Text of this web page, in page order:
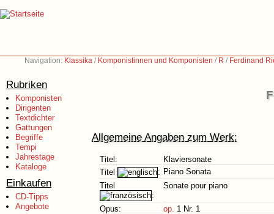
Navigation: Klassika / Komponistinnen und Komponisten / R / Ferdinand
Rubriken
Komponisten
Dirigenten
Textdichter
Gattungen
Begriffe
Tempi
Jahrestage
Kataloge
Einkaufen
CD-Tipps
Angebote
Allgemeine Angaben zum Werk:
Titel:
Klaviersonate
Titel
: Piano Sonata
Titel
:
Sonate pour piano
Opus: op. 1 Nr. 1